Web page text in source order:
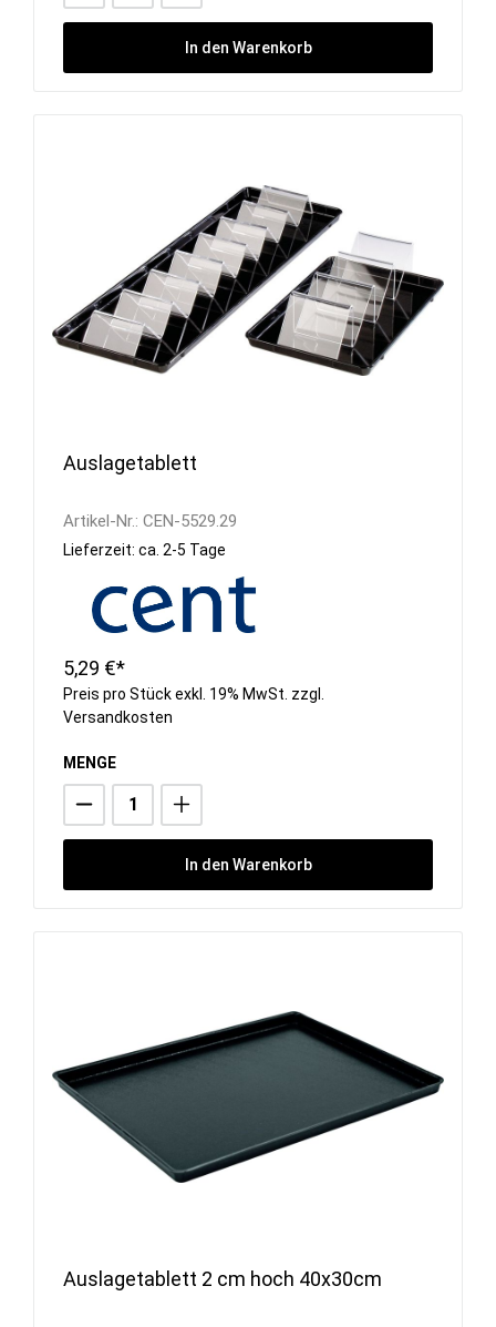
In den Warenkorb
Auslagetablett
Artikel-Nr.: CEN-5529.29
Lieferzeit: ca. 2-5 Tage
5,29 €*
Preis pro Stück exkl. 19% MwSt. zzgl.
Versandkosten
MENGE
In den Warenkorb
Auslagetablett 2 cm hoch 40x30cm